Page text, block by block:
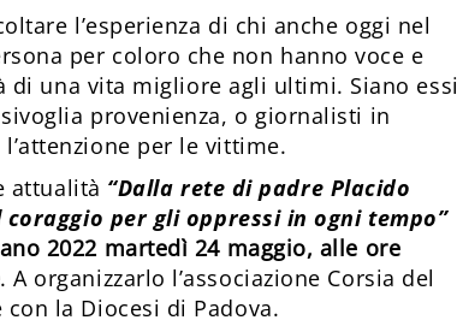
l’esperienza di chi anche oggi nel
per coloro che non hanno voce e
una vita migliore agli ultimi. Siano essi
provenienza, o giornalisti in
per le vittime.
attualità “Dalla rete di padre Placido
per gli oppressi in ogni tempo”
2022 martedì 24 maggio, alle ore
. A organizzarlo l’associazione Corsia del
la Diocesi di Padova.